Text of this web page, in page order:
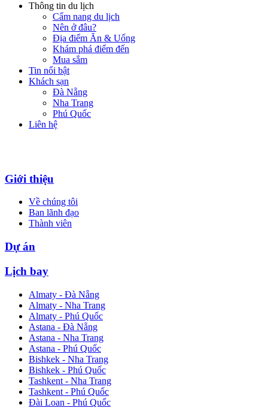
Thông tin du lịch
Cẩm nang du lịch
Nên ở đâu?
Địa điểm Ăn & Uống
Khám phá điểm đến
Mua sắm
Tin nổi bật
Khách sạn
Đà Nẵng
Nha Trang
Phú Quốc
Liên hệ
Giới thiệu
Về chúng tôi
Ban lãnh đạo
Thành viên
Dự án
Lịch bay
Almaty - Đà Nẵng
Almaty - Nha Trang
Almaty - Phú Quốc
Astana - Đà Nẵng
Astana - Nha Trang
Astana - Phú Quốc
Bishkek - Nha Trang
Bishkek - Phú Quốc
Tashkent - Nha Trang
Tashkent - Phú Quốc
Đài Loan - Phú Quốc